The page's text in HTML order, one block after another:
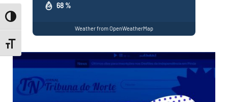
Toggle High Contrast
Toggle Font size
68 %
Weather from OpenWeatherMap